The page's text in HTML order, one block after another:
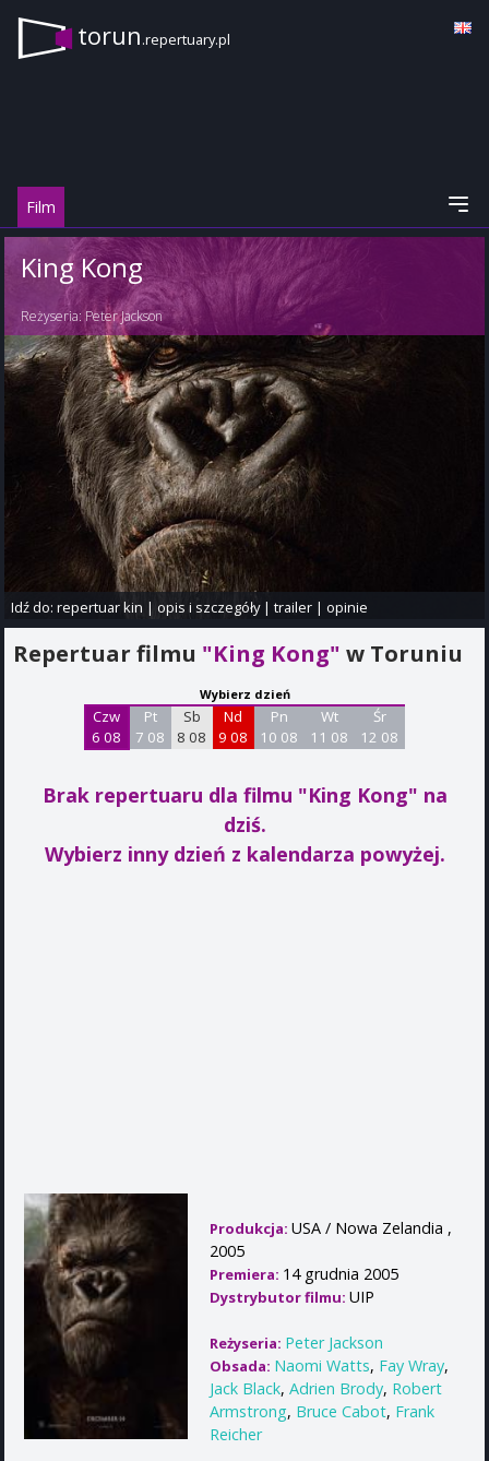
torun.repertuary.pl
Film
King Kong
Reżyseria: Peter Jackson
Idź do:repertuar kin |opis i szczegóły|trailer |opinie
Repertuar filmu "King Kong" w Toruniu
Wybierz dzień
Czw
6 08
Pt
7 08
Sb
8 08
Nd
9 08
Pn
10 08
Wt
11 08
Śr
12 08
Brak repertuaru dla filmu "King Kong" na
dziś.
Wybierz inny dzień z kalendarza powyżej.
Produkcja: USA / Nowa Zelandia ,
2005
Premiera: 14 grudnia 2005
Dystrybutor filmu: UIP
Reżyseria: Peter Jackson
Obsada: Naomi Watts, Fay Wray,
Jack Black, Adrien Brody, Robert
Armstrong, Bruce Cabot, Frank
Reicher